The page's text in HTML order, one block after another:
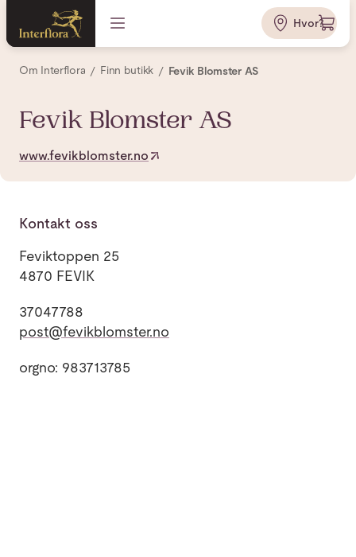
Hvor?
Om Interflora Finn butikk Fevik Blomster AS
Fevik Blomster AS
www.fevikblomster.no
Kontakt oss
Feviktoppen 25
4870 FEVIK
37047788
post@fevikblomster.no
orgno: 983713785